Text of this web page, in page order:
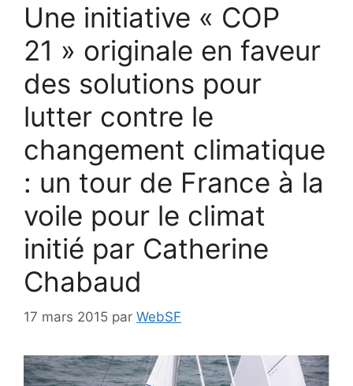
Une initiative « COP
21 » originale en faveur
des solutions pour
lutter contre le
changement climatique
: un tour de France à la
voile pour le climat
initié par Catherine
Chabaud
17 mars 2015 par WebSF